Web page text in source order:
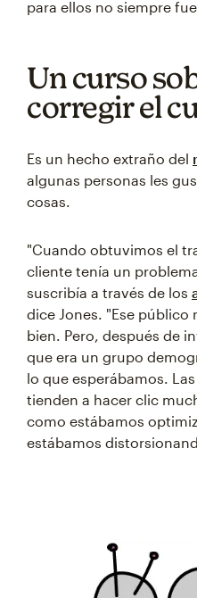
para ellos no siempre
Un curso
corregir el
Es un hecho extraño del
algunas personas les
cosas.
"Cuando obtuvimos el
cliente tenía un
suscribía a través de los
dice Jones. "Ese
bien. Pero, después de
que era un grupo
lo que esperábamos.
tienden a hacer clic
como estábamos
estábamos